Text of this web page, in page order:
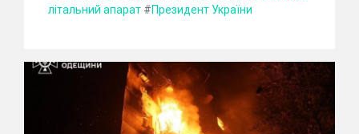
літальний апарат #Президент України